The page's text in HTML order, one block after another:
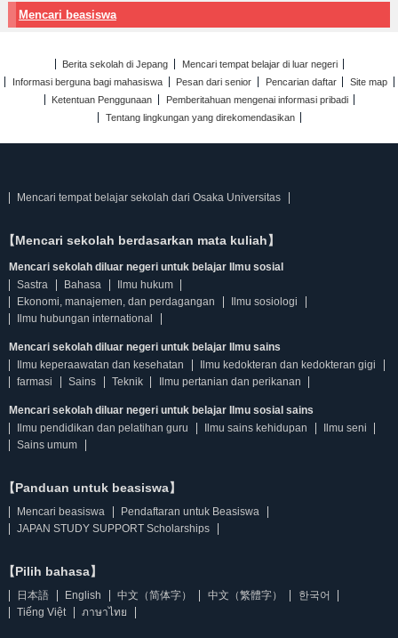
Mencari beasiswa
Berita sekolah di Jepang
Mencari tempat belajar di luar negeri
Informasi berguna bagi mahasiswa
Pesan dari senior Pencarian daftar
Site map
Ketentuan Penggunaan
Pemberitahuan mengenai informasi pribadi
Tentang lingkungan yang direkomendasikan
Mencari tempat belajar sekolah dari Osaka Universitas
【Mencari sekolah berdasarkan mata kuliah】
Mencari sekolah diluar negeri untuk belajar Ilmu sosial
Sastra
Bahasa
Ilmu hukum
Ekonomi, manajemen, dan perdagangan
Ilmu sosiologi
Ilmu hubungan international
Mencari sekolah diluar negeri untuk belajar Ilmu sains
Ilmu keperaawatan dan kesehatan
Ilmu kedokteran dan kedokteran gigi
farmasi
Sains Teknik Ilmu pertanian dan perikanan
Mencari sekolah diluar negeri untuk belajar Ilmu sosial sains
Ilmu pendidikan dan pelatihan guru
Ilmu sains kehidupan
Ilmu seni
Sains umum
【Panduan untuk beasiswa】
Mencari beasiswa
Pendaftaran untuk Beasiswa
JAPAN STUDY SUPPORT Scholarships
【Pilih bahasa】
日本語 English 中文（简体字） 中文（繁體字）
한국어
Tiếng Việt
ภาษาไทย